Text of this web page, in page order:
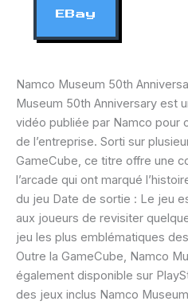
EBay
Namco Museum 50th
Museum 50th Anniversary est
vidéo publiée par Namco pour
de l’entreprise. Sorti sur
GameCube, ce titre offre une
l’arcade qui ont marqué
du jeu Date de sortie : Le jeu
aux joueurs de revisiter
jeu les plus emblématiques
Outre la GameCube, Namco
également disponible sur
des jeux inclus Namco